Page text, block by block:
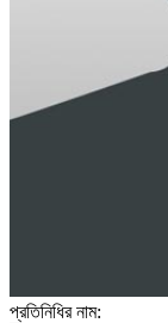
প্রতিনিধির নাম: